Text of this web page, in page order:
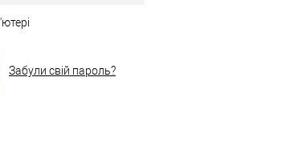
Забули свій пароль?